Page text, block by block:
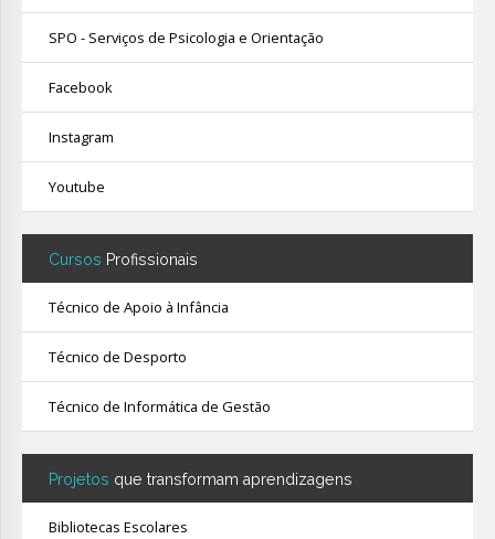
SPO - Serviços de Psicologia e Orientação
Facebook
Instagram
Youtube
Cursos Profissionais
Técnico de Apoio à Infância
Técnico de Desporto
Técnico de Informática de Gestão
Projetos que transformam aprendizagens
Bibliotecas Escolares